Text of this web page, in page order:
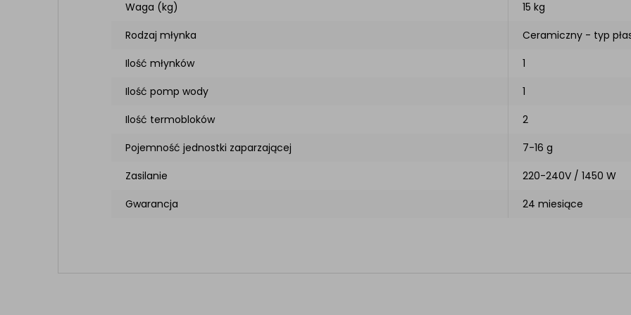
Waga (kg)
15 kg
Rodzaj młynka
Ceramiczny - typ
Ilość młynków
1
Ilość pomp wody
1
Ilość termobloków
2
Pojemność jednostki zaparzającej
7-16 g
Zasilanie
220-240V / 1450 W
Gwarancja
24 miesiące